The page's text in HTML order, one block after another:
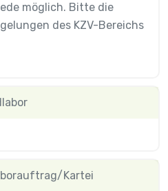
möglich. Bitte die
des KZV-Bereichs
Kartei